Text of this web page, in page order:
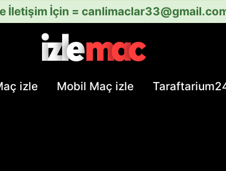
İletişim İçin =
izle Mobil Maç izle